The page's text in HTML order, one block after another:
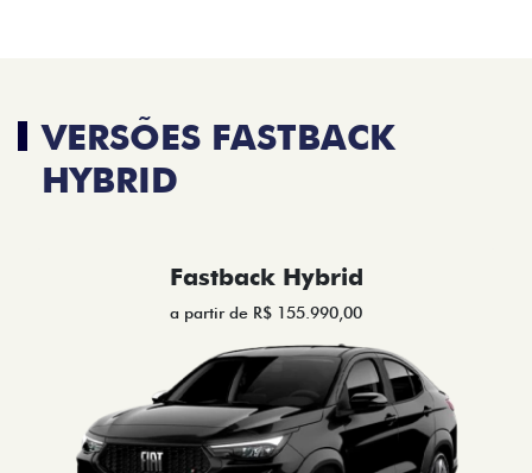
VERSÕES FASTBACK
HYBRID
Fastback Hybrid
a partir de R$ 155.990,00